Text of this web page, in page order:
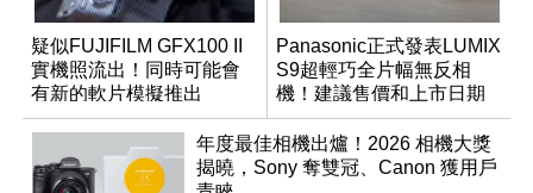
疑似FUJIFILM GFX100 II
實機照流出！同時可能會
有新的軟片模擬推出
Panasonic正式發表LUMIX
S9超輕巧全片幅無反相
機！建議售價和上市日期
出爐
年度最佳相機出爐！2026 相機大獎
揭曉，Sony 奪雙冠、Canon 獲用戶